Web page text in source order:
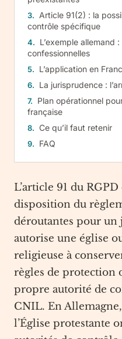
Article 91(2) : la
contrôle spécifique
L’exemple allemand
confessionnelles
L’application en
La jurisprudence :
Plan opérationnel
française
Ce qu’il faut retenir
FAQ
L’article 91 du
disposition du
déroutantes pour un
autorise une église
religieuse à
règles de protection
propre autorité de
CNIL. En
l’Église protestante